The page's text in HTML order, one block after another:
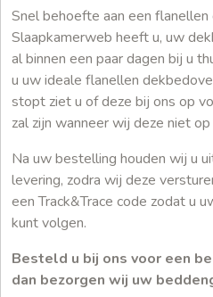
Snel behoefte aan een
Slaapkamerweb heeft u, uw
al binnen een paar dagen bij u
u uw ideale flanellen
stopt ziet u of deze bij ons op
zal zijn wanneer wij deze niet
Na uw bestelling houden wij u
levering, zodra wij deze
een Track&Trace code zodat u
kunt volgen.
Besteld u bij ons voor een
dan bezorgen wij uw